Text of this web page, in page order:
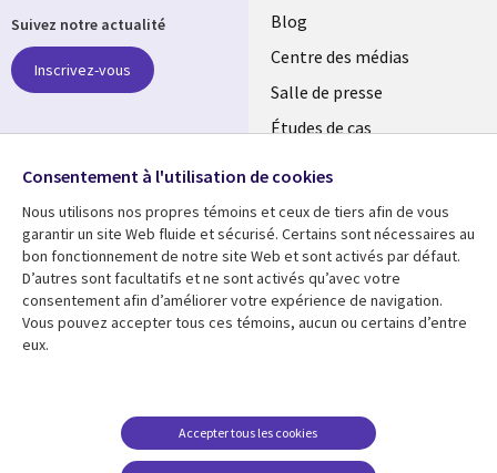
Useful
links
LUXEMBOURG
Blog
Centre des médias
Salle de presse
Études de cas
Ressources
Library
SECTIONS
Articles
Études de cas
Support
FR
Confidentialité
Accessibilité
Suivez notre actualité
Inscrivez-vous
réseaux
Social
Media
LUXEMBOURG
Consentement à l'utilisation de cookies
Nous utilisons nos propres témoins et ceux de tiers afin de vous
garantir un site Web fluide et sécurisé. Certains sont nécessaires au
bon fonctionnement de notre site Web et sont activés par défaut.
D’autres sont facultatifs et ne sont activés qu’avec votre
consentement afin d’améliorer votre expérience de navigation.
Vous pouvez accepter tous ces témoins, aucun ou certains d’entre
eux.
Accepter tous les cookies